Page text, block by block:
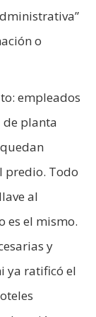
o
empleados
planta
predio. Todo
al
es el mismo.
y
ya ratificó el